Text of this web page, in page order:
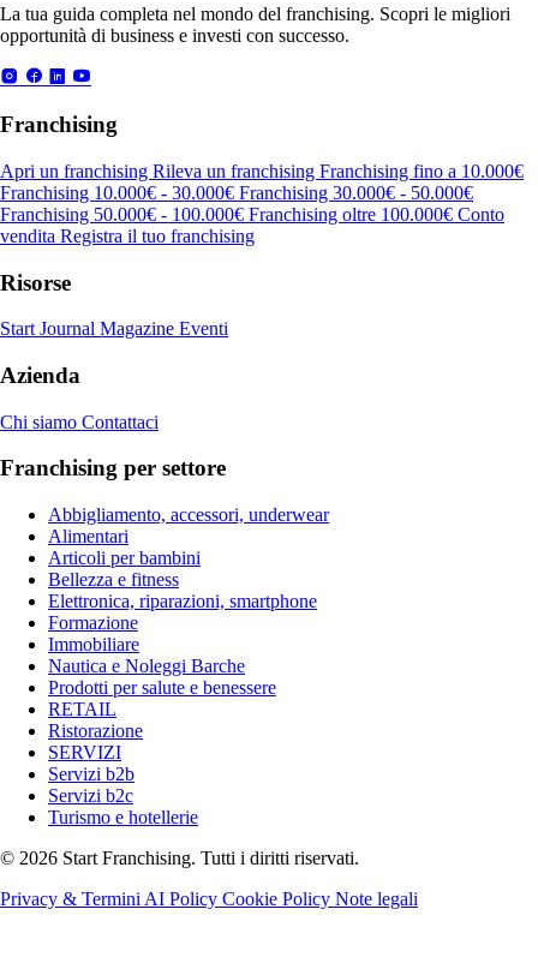
La tua guida completa nel mondo del franchising. Scopri le migliori
opportunità di business e investi con successo.
Franchising
Apri un franchising Rileva un franchising Franchising fino a 10.000€
Franchising 10.000€ - 30.000€ Franchising 30.000€ - 50.000€
Franchising 50.000€ - 100.000€ Franchising oltre 100.000€ Conto
vendita Registra il tuo franchising
Risorse
Start Journal Magazine Eventi
Azienda
Chi siamo Contattaci
Franchising per settore
Abbigliamento, accessori, underwear
Alimentari
Articoli per bambini
Bellezza e fitness
Elettronica, riparazioni, smartphone
Formazione
Immobiliare
Nautica e Noleggi Barche
Prodotti per salute e benessere
RETAIL
Ristorazione
SERVIZI
Servizi b2b
Servizi b2c
Turismo e hotellerie
© 2026 Start Franchising. Tutti i diritti riservati.
Privacy & Termini AI Policy Cookie Policy Note legali